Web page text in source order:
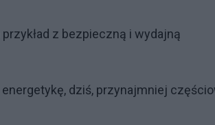
z bezpieczną i wydajną
dziś, przynajmniej